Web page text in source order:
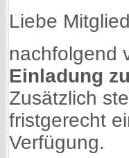
Liebe
nachfolgend
Einladung
Zusätzlich
fristgerecht
Verfügung.